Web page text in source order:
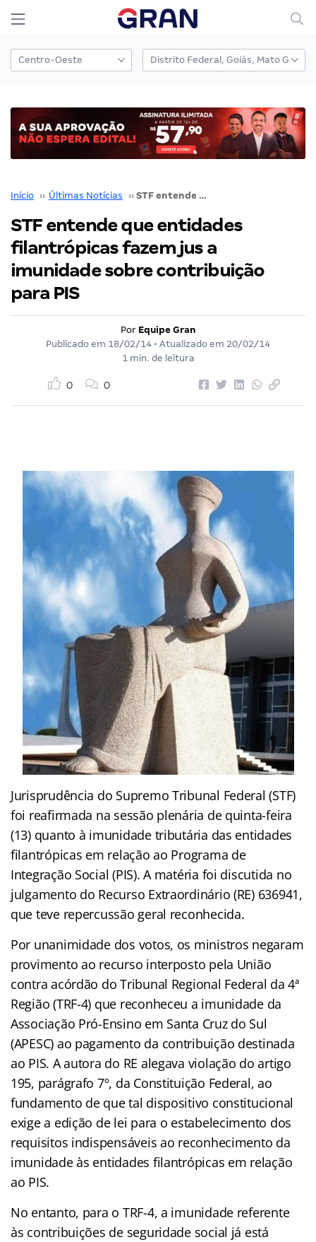
Início ›› Últimas Notícias ›› STF entende que entidades filantrópicas fazem jus a imunidade sobre contribuição para PIS
STF entende que entidades
filantrópicas fazem jus a
imunidade sobre contribuição
para PIS
Por Equipe Gran
Publicado em 18/02/14 • Atualizado em 20/02/14
1 min. de leitura
0 0
Jurisprudência do Supremo Tribunal Federal (STF)
foi reafirmada na sessão plenária de quinta-feira
(13) quanto à imunidade tributária das entidades
filantrópicas em relação ao Programa de
Integração Social (PIS). A matéria foi discutida no
julgamento do Recurso Extraordinário (RE) 636941,
que teve repercussão geral reconhecida.
Por unanimidade dos votos, os ministros negaram
provimento ao recurso interposto pela União
contra acórdão do Tribunal Regional Federal da 4ª
Região (TRF-4) que reconheceu a imunidade da
Associação Pró-Ensino em Santa Cruz do Sul
(APESC) ao pagamento da contribuição destinada
ao PIS. A autora do RE alegava violação do artigo
195, parágrafo 7º, da Constituição Federal, ao
fundamento de que tal dispositivo constitucional
exige a edição de lei para o estabelecimento dos
requisitos indispensáveis ao reconhecimento da
imunidade às entidades filantrópicas em relação
ao PIS.
No entanto, para o TRF-4, a imunidade referente
às contribuições de seguridade social já está